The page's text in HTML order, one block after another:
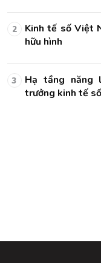
2
Kinh tế số Việt
hữu hình
3
Hạ tầng năng
trưởng kinh tế